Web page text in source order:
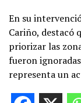
En su
Cariño, destacó
priorizar las
fueron
representa un